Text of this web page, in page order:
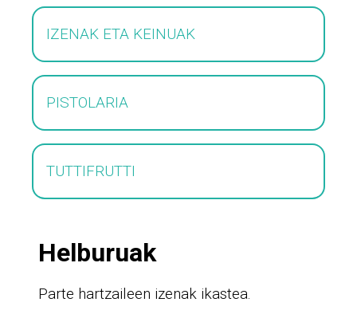
IZENAK ETA KEINUAK
PISTOLARIA
TUTTIFRUTTI
Helburuak
Parte hartzaileen izenak ikastea.